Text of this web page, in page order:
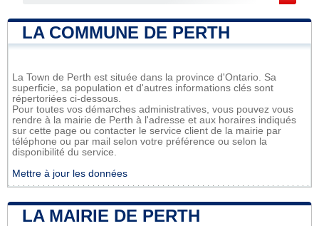
LA COMMUNE DE PERTH
La Town de Perth est située dans la province d'Ontario. Sa
superficie, sa population et d'autres informations clés sont
répertoriées ci-dessous.
Pour toutes vos démarches administratives, vous pouvez vous
rendre à la mairie de Perth à l'adresse et aux horaires indiqués
sur cette page ou contacter le service client de la mairie par
téléphone ou par mail selon votre préférence ou selon la
disponibilité du service.
Mettre à jour les données
LA MAIRIE DE PERTH